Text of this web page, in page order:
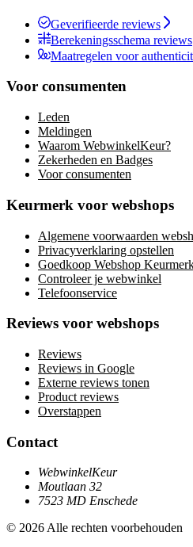
Geverifieerde reviews
Berekeningsschema reviews
Maatregelen voor
Voor consumenten
Leden
Meldingen
Waarom WebwinkelKeur?
Zekerheden en Badges
Voor consumenten
Keurmerk voor webshops
Algemene voorwaarden
Privacyverklaring opstellen
Goedkoop Webshop
Controleer je webwinkel
Telefoonservice
Reviews voor webshops
Reviews
Reviews in Google
Externe reviews tonen
Product reviews
Overstappen
Contact
WebwinkelKeur
Moutlaan 32
7523 MD Enschede
© 2026 Alle rechten voorbehouden